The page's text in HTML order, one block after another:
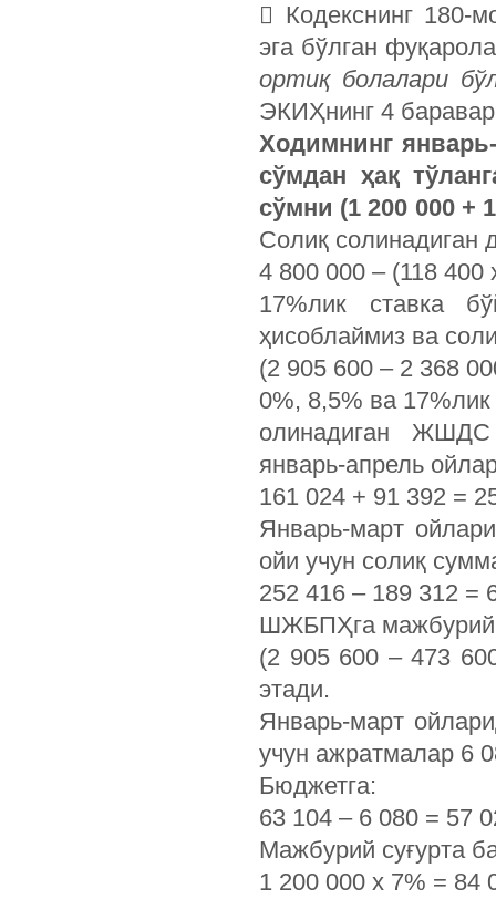
 Кодекснинг 180-
эга бўлган
ортиқ болалари
ЭКИҲнинг 4
Ходимнинг
сўмдан ҳақ
сўмни (1 200 000 +
Солиқ солинадиган
4 800 000 – (118 400
17%лик ставка
ҳисоблаймиз ва
(2 905 600 – 2 368
0%, 8,5% ва
олинадиган ЖШДС
январь-апрель
161 024 + 91 392 =
Январь-март
ойи учун солиқ
252 416 – 189 312 =
ШЖБПҲга мажбурий
(2 905 600 – 473
этади.
Январь-март
учун ажратмалар 6
Бюджетга:
63 104 – 6 080 = 57
Мажбурий суғурта
1 200 000 х 7% = 84